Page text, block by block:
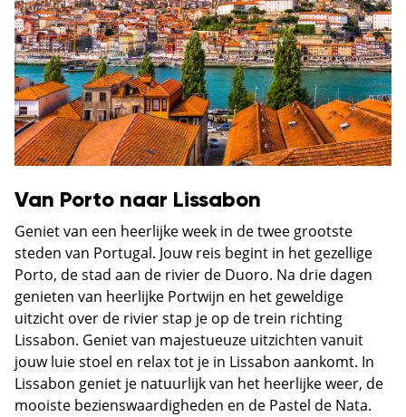
Van Porto naar Lissabon
Geniet van een heerlijke week in de twee grootste
steden van Portugal. Jouw reis begint in het gezellige
Porto, de stad aan de rivier de Duoro. Na drie dagen
genieten van heerlijke Portwijn en het geweldige
uitzicht over de rivier stap je op de trein richting
Lissabon. Geniet van majestueuze uitzichten vanuit
jouw luie stoel en relax tot je in Lissabon aankomt. In
Lissabon geniet je natuurlijk van het heerlijke weer, de
mooiste bezienswaardigheden en de Pastel de Nata.